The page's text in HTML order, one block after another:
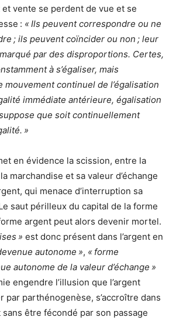
vente se perdent de vue et se
: « Ils peuvent correspondre ou ne
; ils peuvent coïncider ou non ; leur
par des disproportions. Certes,
à s’égaliser, mais
mouvement continuel de l’égalisation
immédiate antérieure, égalisation
que soit continuellement
»
en évidence la scission, entre la
marchandise et sa valeur d’échange
qui menace d’interruption sa
saut périlleux du capital de la forme
argent peut alors devenir mortel.
» est donc présent dans l’argent en
autonome », « forme
autonome de la valeur d’échange »
engendre l’illusion que l’argent
par parthénogenèse, s’accroître dans
être fécondé par son passage